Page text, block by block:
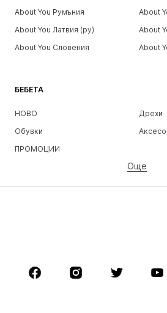
БЕБЕТА
НОВО
Дрехи
Обувки
ПРОМОЦИИ
МАРКИ
Още
About You Румъния
About
About You Латвия (ру)
About
About You Словения
About